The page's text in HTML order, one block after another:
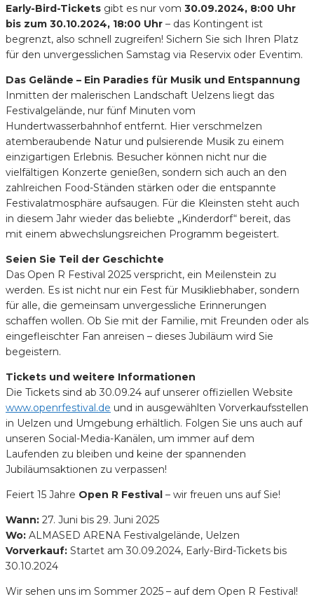
Early-Bird-Tickets gibt es nur vom 30.09.2024, 8:00 Uhr
bis zum 30.10.2024, 18:00 Uhr – das Kontingent ist
begrenzt, also schnell zugreifen! Sichern Sie sich Ihren Platz
für den unvergesslichen Samstag via Reservix oder Eventim.
Das Gelände – Ein Paradies für Musik und Entspannung
Inmitten der malerischen Landschaft Uelzens liegt das
Festivalgelände, nur fünf Minuten vom
Hundertwasserbahnhof entfernt. Hier verschmelzen
atemberaubende Natur und pulsierende Musik zu einem
einzigartigen Erlebnis. Besucher können nicht nur die
vielfältigen Konzerte genießen, sondern sich auch an den
zahlreichen Food-Ständen stärken oder die entspannte
Festivalatmosphäre aufsaugen. Für die Kleinsten steht auch
in diesem Jahr wieder das beliebte „Kinderdorf“ bereit, das
mit einem abwechslungsreichen Programm begeistert.
Seien Sie Teil der Geschichte
Das Open R Festival 2025 verspricht, ein Meilenstein zu
werden. Es ist nicht nur ein Fest für Musikliebhaber, sondern
für alle, die gemeinsam unvergessliche Erinnerungen
schaffen wollen. Ob Sie mit der Familie, mit Freunden oder als
eingefleischter Fan anreisen – dieses Jubiläum wird Sie
begeistern.
Tickets und weitere Informationen
Die Tickets sind ab 30.09.24 auf unserer offiziellen Website
www.openrfestival.de und in ausgewählten Vorverkaufsstellen
in Uelzen und Umgebung erhältlich. Folgen Sie uns auch auf
unseren Social-Media-Kanälen, um immer auf dem
Laufenden zu bleiben und keine der spannenden
Jubiläumsaktionen zu verpassen!
Feiert 15 Jahre Open R Festival – wir freuen uns auf Sie!
Wann: 27. Juni bis 29. Juni 2025
Wo: ALMASED ARENA Festivalgelände, Uelzen
Vorverkauf: Startet am 30.09.2024, Early-Bird-Tickets bis
30.10.2024
Wir sehen uns im Sommer 2025 – auf dem Open R Festival!